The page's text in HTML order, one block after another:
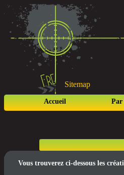
Sitemap
Accueil Par
Vous trouverez ci-dessous les